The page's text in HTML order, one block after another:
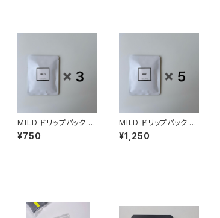
MILD ドリップパック 3
個
¥750
MILD ドリップパック 5
個
¥1,250